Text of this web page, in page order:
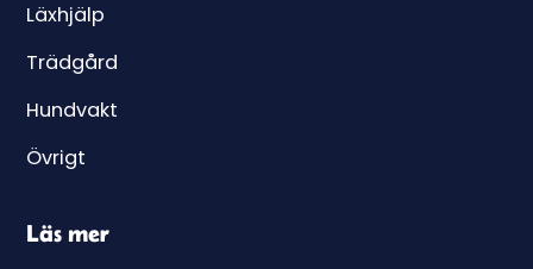
Läxhjälp
Trädgård
Hundvakt
Övrigt
Läs mer